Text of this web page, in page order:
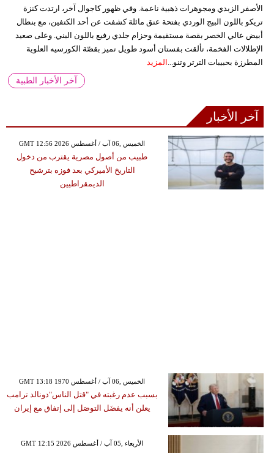
الأصفر الزبدي ومجوهرات ذهبية ناعمة. وفي ظهور كاجوال آخر، ارتدت كنزة
تريكو باللون البيج الوردي بفتحة عنق مائلة كشفت عن أحد الكتفين، مع بنطال
أبيض عالي الخصر بقصة مستقيمة وحزام جلدي رفيع باللون البني. وعلى صعيد
الإطلالات الفخمة، تألقت بفستان أسود طويل تميز بقصّة الكورسيه العلوية
المطرزة بحبيبات الترتر وتنو... المزيد
آخر الأخبار الطبية
آخر الأخبار
GMT 12:56 2026 الخميس ,06 آب / أغسطس
طبيب من أصول مصرية يقترب من دخول
التاريخ الأميركي بعد فوزه بترشيح
الديمقراطيين
GMT 13:18 1970 الخميس ,06 آب / أغسطس
بسبب عدم رغبته في "قتل الناس"دونالد ترامب
يعلن أنه يفضَل التوصَل إلى إتفاق مع إيران
GMT 12:15 2026 الأربعاء ,05 آب / أغسطس